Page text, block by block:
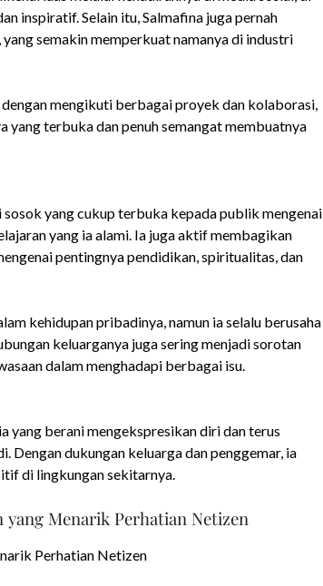
inspiratif. Selain itu, Salmafina juga pernah
semakin memperkuat namanya di industri
mengikuti berbagai proyek dan kolaborasi,
terbuka dan penuh semangat membuatnya
yang cukup terbuka kepada publik mengenai
yang ia alami. Ia juga aktif membagikan
pentingnya pendidikan, spiritualitas, dan
kehidupan pribadinya, namun ia selalu berusaha
keluarganya juga sering menjadi sorotan
dalam menghadapi berbagai isu.
yang berani mengekspresikan diri dan terus
dukungan keluarga dan penggemar, ia
di lingkungan sekitarnya.
Menarik Perhatian Netizen
Perhatian Netizen